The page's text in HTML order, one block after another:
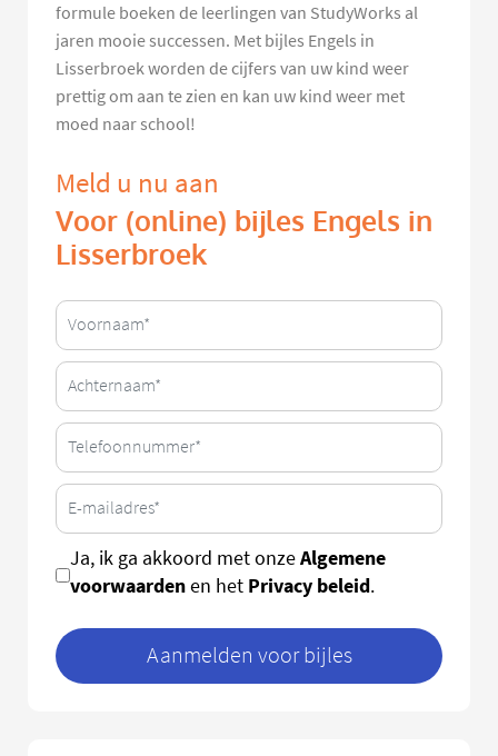
formule boeken de leerlingen van StudyWorks al
jaren mooie successen. Met bijles Engels in
Lisserbroek worden de cijfers van uw kind weer
prettig om aan te zien en kan uw kind weer met
moed naar school!
Meld u nu aan
Voor (online) bijles Engels in
Lisserbroek
Ja, ik ga akkoord met onzeAlgemene
voorwaardenen het Privacy beleid.
Aanmelden voor bijles